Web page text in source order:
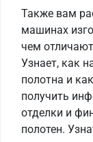
Также вам
машинах
чем
Узнает, как
полотна и
получить
отделки и
полотен.